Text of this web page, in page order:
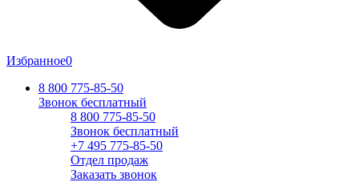
Избранное0
8 800 775-85-50
Звонок бесплатный
8 800 775-85-50
Звонок бесплатный
+7 495 775-85-50
Отдел продаж
Заказать звонок